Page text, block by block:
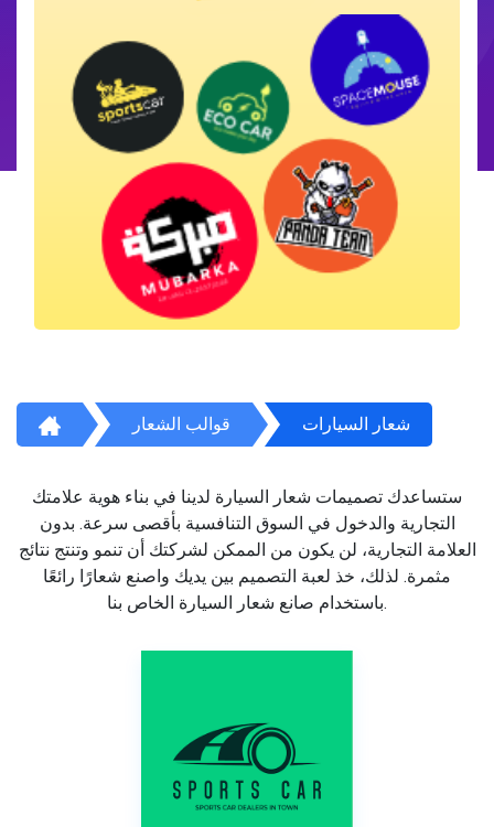
قوالب الشعار شعار السيارات
ستساعدك تصميمات شعار السيارة لدينا في بناء هوية علامتك
التجارية والدخول في السوق التنافسية بأقصى سرعة. بدون
العلامة التجارية، لن يكون من الممكن لشركتك أن تنمو وتنتج نتائج
مثمرة. لذلك، خذ لعبة التصميم بين يديك واصنع شعارًا رائعًا
باستخدام صانع شعار السيارة الخاص بنا.